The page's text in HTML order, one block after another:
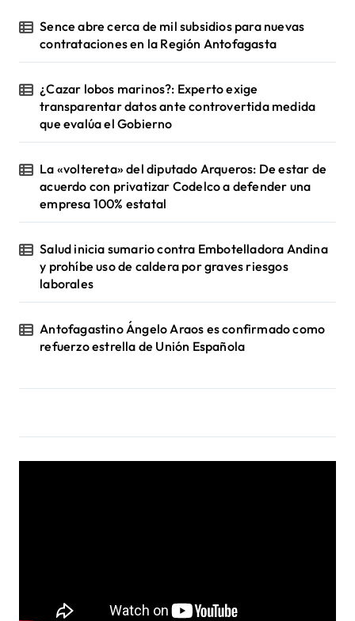
Sence abre cerca de mil subsidios para nuevas
contrataciones en la Región Antofagasta
¿Cazar lobos marinos?: Experto exige
transparentar datos ante controvertida medida
que evalúa el Gobierno
La «voltereta» del diputado Arqueros: De estar de
acuerdo con privatizar Codelco a defender una
empresa 100% estatal
Salud inicia sumario contra Embotelladora Andina
y prohíbe uso de caldera por graves riesgos
laborales
Antofagastino Ángelo Araos es confirmado como
refuerzo estrella de Unión Española